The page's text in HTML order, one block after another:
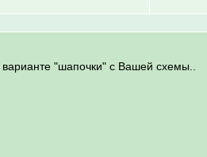
"шапочки" с Вашей схемы..